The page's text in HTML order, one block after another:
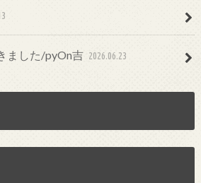
ました/pyOn吉 2026.06.23